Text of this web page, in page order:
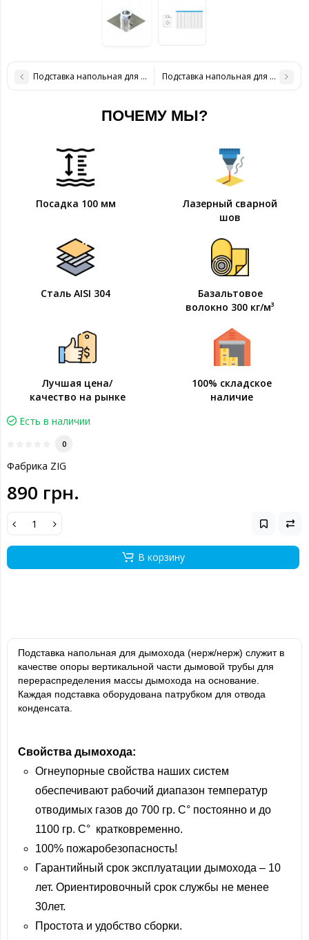
Подставка напольная для дымохода ø 100/160 н/н 0,6 мм
Подставка напольная для
ПОЧЕМУ МЫ?
Посадка 100 мм
Лазерный сварной
шов
Сталь AISI 304
Базальтовое
волокно 300 кг/м³
Лучшая цена/
качество на рынке
100% складское
наличие
Есть в наличии
0
Фабрика ZIG
890 грн.
В корзину
Подставка напольная для дымохода (нерж/нерж) служит в
качестве опоры вертикальной части дымовой трубы для
перераспределения массы дымохода на основание.
Каждая подставка оборудована патрубком для отвода
конденсата.
Свойства дымохода:
Огнеупорные свойства наших систем
обеспечивают рабочий диапазон температур
отводимых газов до 700 гр. С° постоянно и до
1100 гр. С° кратковременно.
100% пожаробезопасность!
Гарантийный срок эксплуатации дымохода – 10
лет. Ориентировочный срок службы не менее
30лет.
Простота и удобство сборки.